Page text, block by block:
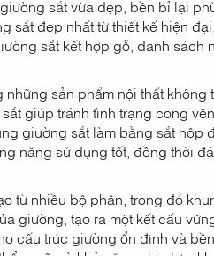
sắt vừa đẹp, bền bỉ lại
sắt đẹp nhất từ thiết kế hiện
sắt kết hợp gỗ, danh
những sản phẩm nội thất
giúp tránh tình trạng cong
giường sắt làm bằng sắt
năng sử dụng tốt, đồng thời
từ nhiều bộ phận, trong đó
giường, tạo ra một kết cấu
cấu trúc giường ổn định và